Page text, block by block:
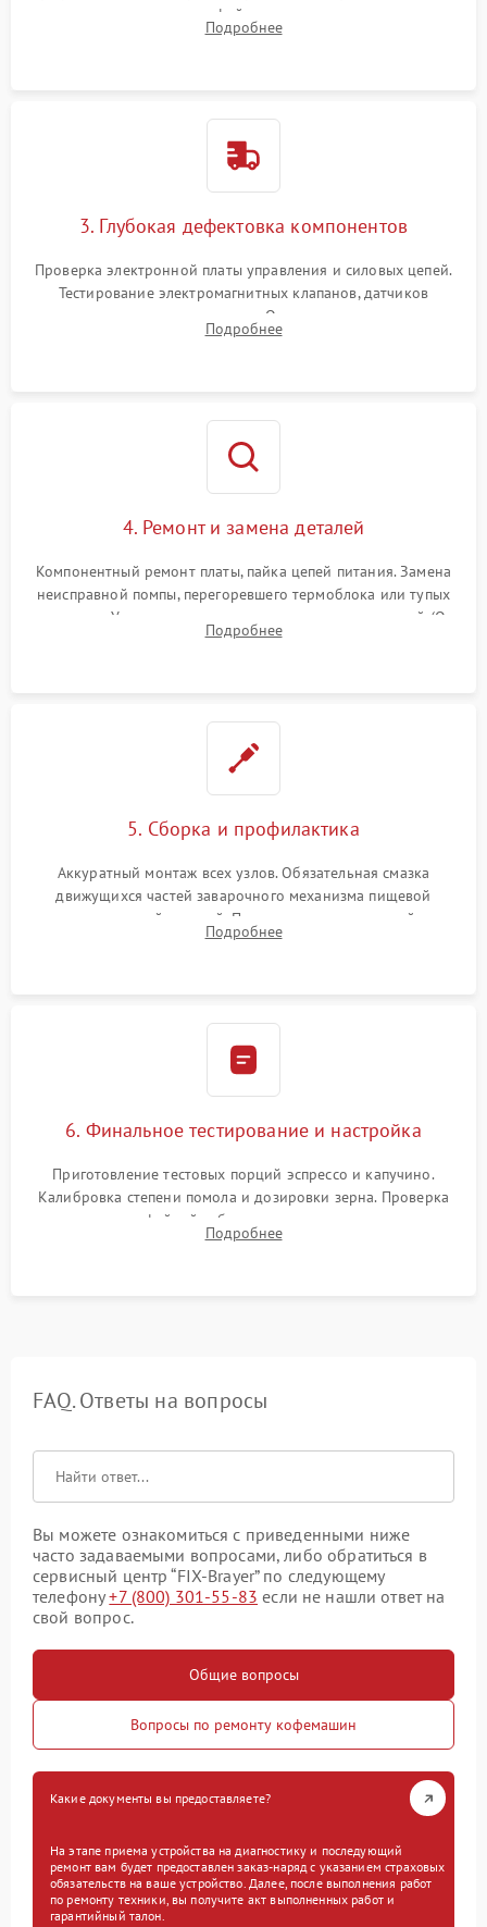
внутренних узлов от кофейных масел, жмыха и накипи.
Промывка дренажных каналов и фильтров с использованием
Подробнее
3. Глубокая дефектовка компонентов
Проверка электронной платы управления и силовых цепей.
Тестирование электромагнитных клапанов, датчиков
температуры и расходомера. Оценка степени износа
жерновов кофемолки, уплотнительных колец гидросистемы
Подробнее
4. Ремонт и замена деталей
Компонентный ремонт платы, пайка цепей питания. Замена
неисправной помпы, перегоревшего термоблока или тупых
жерновов. Установка новых силиконовых уплотнителей (O-
ring) и тефлоновых трубок для надежного устранения
Подробнее
5. Сборка и профилактика
Аккуратный монтаж всех узлов. Обязательная смазка
движущихся частей заварочного механизма пищевой
силиконовой смазкой. Проведение программной
декальцинации и очистки системы от кофейных масел.
Подробнее
6. Финальное тестирование и настройка
Приготовление тестовых порций эспрессо и капучино.
Калибровка степени помола и дозировки зерна. Проверка
плотности кофейной таблетки, температуры напитка и
качества молочной пены. Контроль отсутствия посторонних
Подробнее
FAQ. Ответы на вопросы
Вы можете ознакомиться с приведенными ниже
часто задаваемыми вопросами, либо обратиться в
сервисный центр “FIX-Brayer” по следующему
телефону+7 (800) 301-55-83 если не нашли ответ на
свой вопрос.
Общие вопросы
Вопросы по ремонту кофемашин
Какие документы вы предоставляете?
На этапе приема устройства на диагностику и последующий
ремонт вам будет предоставлен заказ-наряд с указанием страховых
обязательств на ваше устройство. Далее, после выполнения работ
по ремонту техники, вы получите акт выполненных работ и
гарантийный талон.